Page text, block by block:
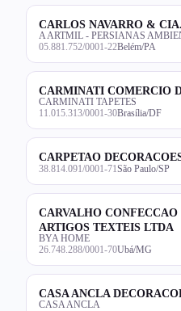
CARLOS NAVARRO &
A ARTMIL - PERSIANAS
05.881.752/0001-22Belém/PA
CARMINATI COMERCIO
CARMINATI TAPETES
11.015.313/0001-30Brasília/DF
CARPETAO
38.814.091/0001-71 São Paulo/SP
CARVALHO
ARTIGOS TEXTEIS LTDA
BYA HOME
26.748.288/0001-70Ubá/MG
CASA ANCLA
CASA ANCLA